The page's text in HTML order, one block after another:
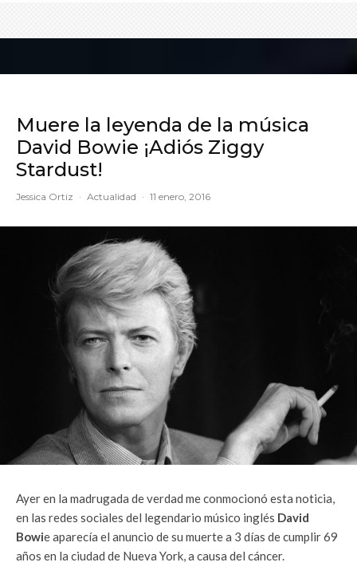
Muere la leyenda de la música
David Bowie ¡Adiós Ziggy
Stardust!
Jessica Ortiz · Actualidad · 11 enero, 2016
Ayer en la madrugada de verdad me conmocionó esta noticia,
en las redes sociales del legendario músico inglés David
Bowie aparecía el anuncio de su muerte a 3 días de cumplir 69
años en la ciudad de Nueva York, a causa del cáncer.